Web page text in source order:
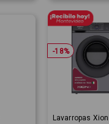
Lavarropas
-18%